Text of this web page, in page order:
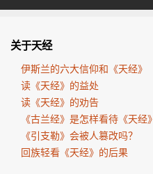
关于天经
伊斯兰的六大信仰和《天经》
读《天经》的益处
读《天经》的劝告
《古兰经》是怎样看待《天经》
《引支勒》会被人篡改吗？
回族轻看《天经》的后果